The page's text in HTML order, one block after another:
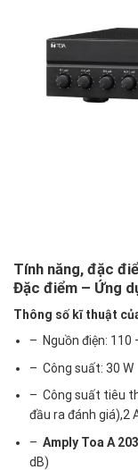
Tính năng, đặc
Đặc điểm – Ứng
Thông số kĩ thuật
– Nguồn điện: 110
– Công suất: 30 W
– Công suất tiêu
đầu ra đánh giá),2
–Amply Toa A
dB)